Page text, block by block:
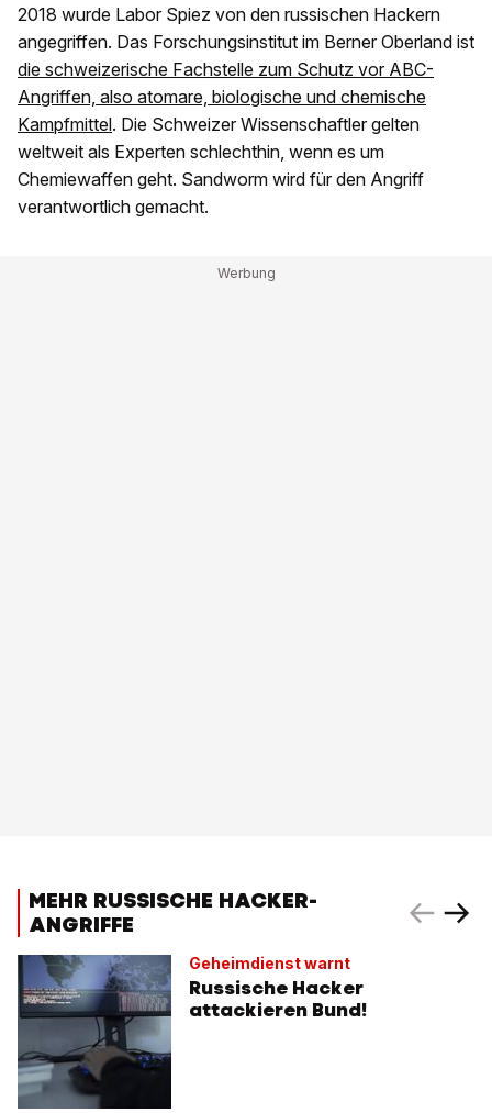
2018 wurde Labor Spiez von den russischen Hackern
angegriffen. Das Forschungsinstitut im Berner Oberland ist
die schweizerische Fachstelle zum Schutz vor ABC-
Angriffen, also atomare, biologische und chemische
Kampfmittel. Die Schweizer Wissenschaftler gelten
weltweit als Experten schlechthin, wenn es um
Chemiewaffen geht. Sandworm wird für den Angriff
verantwortlich gemacht.
MEHR RUSSISCHE HACKER-
ANGRIFFE
Geheimdienst warnt
Russische Hacker
attackieren Bund!